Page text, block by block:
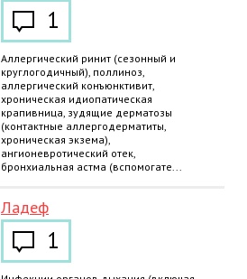
1
Аллергический ринит (сезонный и
круглогодичный), поллиноз,
аллергический конъюнктивит,
хроническая идиопатическая
крапивница, зудящие дерматозы
(контактные аллергодерматиты,
хроническая экзема),
ангионевротический отек,
бронхиальная астма (вспомогате...
Ладеф
1